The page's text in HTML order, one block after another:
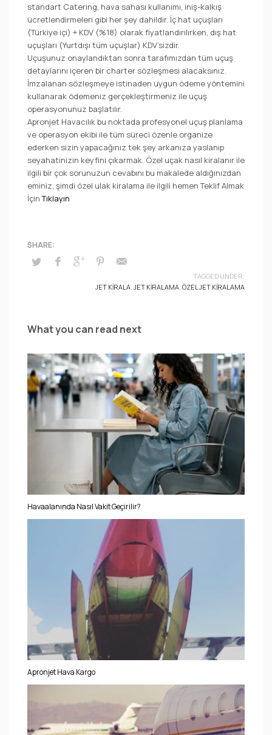
standart Catering, hava sahası kullanımı, iniş-kalkış
ücretlendirmeleri gibi her şey dahildir. İç hat uçuşları
(Türkiye içi) + KDV (%18) olarak fiyatlandırılırken, dış hat
uçuşları (Yurtdışı tüm uçuşlar) KDV’sizdir.
Uçuşunuz onaylandıktan sonra tarafımızdan tüm uçuş
detaylarını içeren bir charter sözleşmesi alacaksınız.
İmzalanan sözleşmeye istinaden uygun ödeme yöntemini
kullanarak ödemeniz gerçekleştirmeniz ile uçuş
operasyonunuz başlatılır.
Apronjet Havacılık bu noktada profesyonel uçuş planlama
ve operasyon ekibi ile tüm süreci özenle organize
ederken sizin yapacağınız tek şey arkanıza yaslanıp
seyahatinizin keyfini çıkarmak. Özel uçak nasıl kiralanır ile
ilgili bir çok sorunuzun cevabını bu makalede aldığınızdan
eminiz, şimdi özel ulak kiralama ile ilgili hemen Teklif Almak
İçinTıklayın
TAGGED UNDER:
JET KIRALA,JET KIRALAMA, ÖZEL JET KIRALAMA
What you can read next
Havaalanında Nasıl Vakit Geçirilir?
Apronjet Hava Kargo